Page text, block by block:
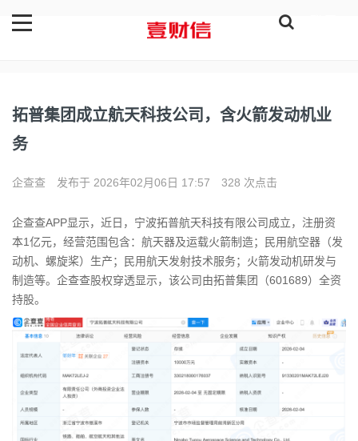
拓普集团成立航天科技公司，含火箭发动机业
务
企查查 发布于 2026年02月06日 17:57 328 次点击
企查查APP显示，近日，宁波拓普航天科技有限公司成立，注册资
本1亿元，经营范围包含：航天器及运载火箭制造；民用航空器（发
动机、螺旋桨）生产；民用航天发射技术服务；火箭发动机研发与
制造等。企查查股权穿透显示，该公司由拓普集团（601689）全资
持股。